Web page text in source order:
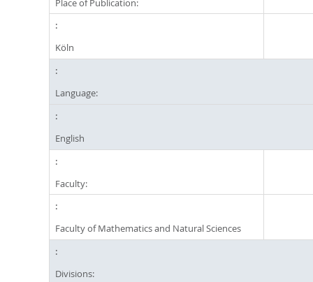
Köln
Language:
English
Faculty:
Faculty of Mathematics and Natural Sciences
Divisions: